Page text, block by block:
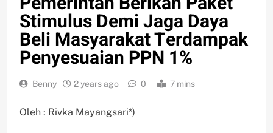
Stimulus Demi Jaga Daya
Beli Masyarakat Terdampak
Penyesuaian PPN 1%
Benny 2 years ago 0 7 mins
Oleh : Rivka Mayangsari*)